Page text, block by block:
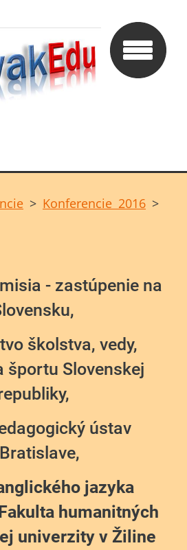
> Konferencie 2016 >
- zastúpenie na
školstva, vedy,
športu Slovenskej
ústav
jazyka
humanitných
univerzity v Žiline